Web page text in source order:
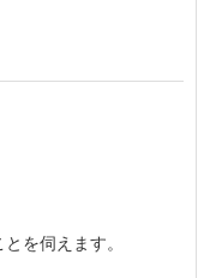
を伺えます。